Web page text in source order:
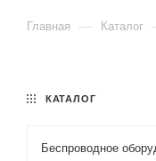
Главная — Каталог
КАТАЛОГ
Беспроводное